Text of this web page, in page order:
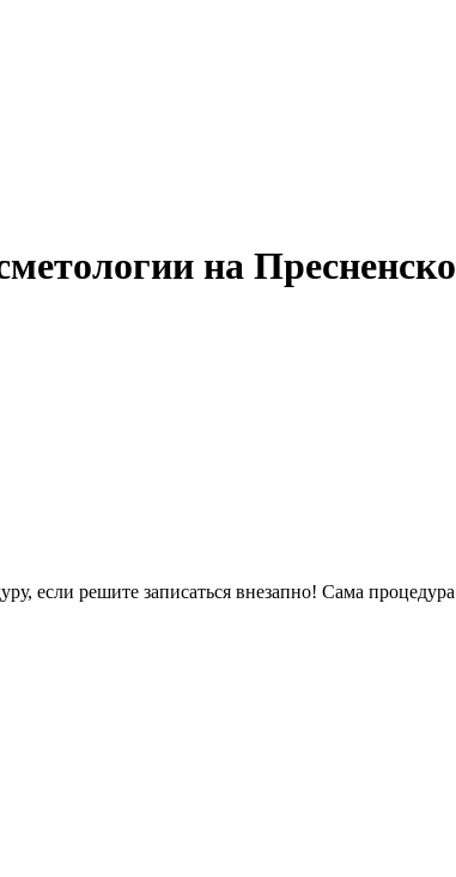
на
если решите записаться внезапно! Сама